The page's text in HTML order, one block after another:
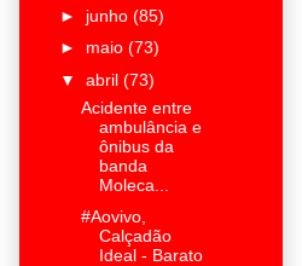
► junho (85)
► maio (73)
▼ abril (73)
Acidente entre
ambulância e
ônibus da
banda
Moleca...
#Aovivo,
Calçadão
Ideal - Barato